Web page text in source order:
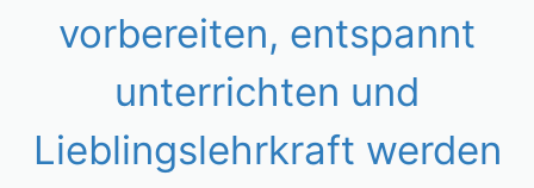
vorbereiten, entspannt
unterrichten und
Lieblingslehrkraft werden